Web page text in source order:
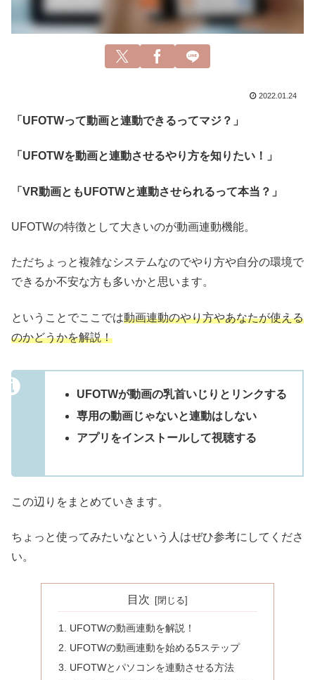
2022.01.24
「UFOTWって動画と連動できるってマジ？」
「UFOTWを動画と連動させるやり方を知りたい！」
「VR動画ともUFOTWと連動させられるって本当？」
UFOTWの特徴として大きいのが動画連動機能。
ただちょっと複雑なシステムなのでやり方や自分の環境で
できるか不安な方も多いかと思います。
ということでここでは動画連動のやり方やあなたが使える
のかどうかを解説！
UFOTWが動画の乳首いじりとリンクする
専用の動画じゃないと連動はしない
アプリをインストールして視聴する
この辺りをまとめていきます。
ちょっと使ってみたいなという人はぜひ参考にしてくださ
い。
目次
UFOTWの動画連動を解説！
UFOTWの動画連動を始める5ステップ
UFOTWとパソコンを連動させる方法